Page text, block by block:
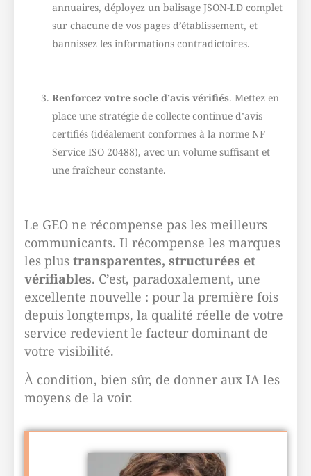
annuaires, déployez un balisage JSON-LD complet
sur chacune de vos pages d’établissement, et
bannissez les informations contradictoires.
Renforcez votre socle d’avis vérifiés. Mettez en
place une stratégie de collecte continue d’avis
certifiés (idéalement conformes à la norme NF
Service ISO 20488), avec un volume suffisant et
une fraîcheur constante.
Le GEO ne récompense pas les meilleurs
communicants. Il récompense les marques
les plus transparentes, structurées et
vérifiables. C’est, paradoxalement, une
excellente nouvelle : pour la première fois
depuis longtemps, la qualité réelle de votre
service redevient le facteur dominant de
votre visibilité.
À condition, bien sûr, de donner aux IA les
moyens de la voir.